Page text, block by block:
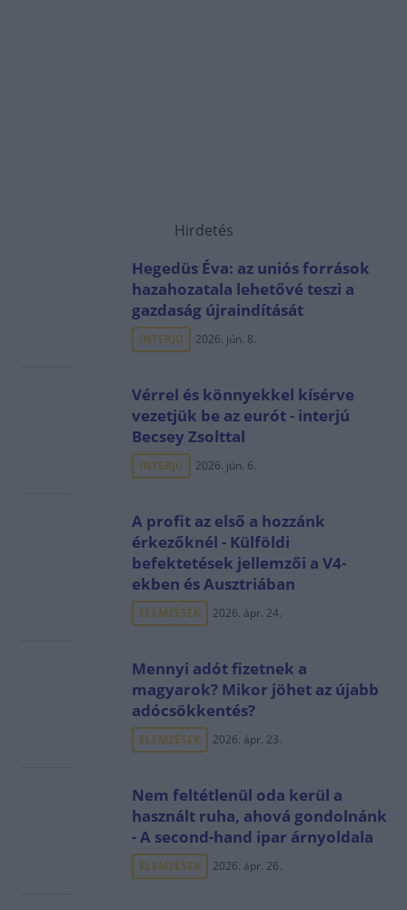
Hirdetés
Hegedüs Éva: az uniós források
hazahozatala lehetővé teszi a
gazdaság újraindítását
INTERJÚ 2026. jún. 8.
Vérrel és könnyekkel kísérve
vezetjük be az eurót - interjú
Becsey Zsolttal
INTERJÚ 2026. jún. 6.
A profit az első a hozzánk
érkezőknél - Külföldi
befektetések jellemzői a V4-
ekben és Ausztriában
ELEMZÉSEK 2026. ápr. 24.
Mennyi adót fizetnek a
magyarok? Mikor jöhet az újabb
adócsökkentés?
ELEMZÉSEK 2026. ápr. 23.
Nem feltétlenül oda kerül a
használt ruha, ahová gondolnánk
- A second-hand ipar árnyoldala
ELEMZÉSEK 2026. ápr. 26.